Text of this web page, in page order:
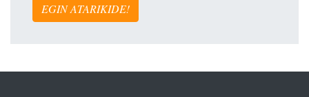
EGIN ATARIKIDE!